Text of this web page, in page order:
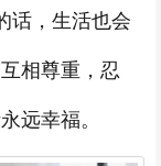
话，生活也会
相尊重，忍
远幸福。